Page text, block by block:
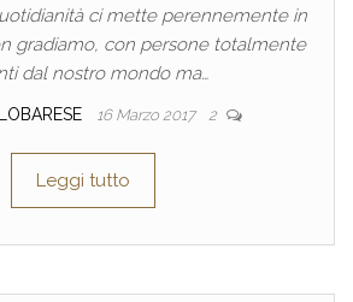
ci mette perennemente in
gradiamo, con persone totalmente
dal nostro mondo ma…
16 Marzo 2017 2
Leggi tutto